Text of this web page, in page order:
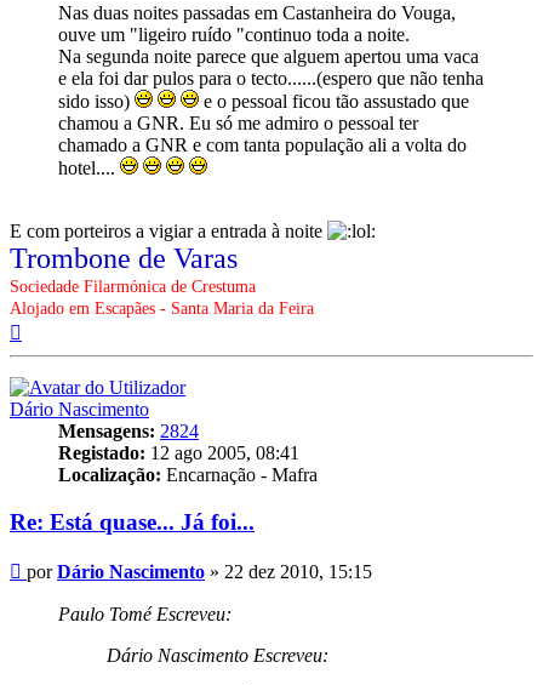
Nas duas noites passadas em Castanheira do Vouga,
ouve um "ligeiro ruído "continuo toda a noite.
Na segunda noite parece que alguem apertou uma vaca
e ela foi dar pulos para o tecto......(espero que não tenha
sido isso)
e o pessoal ficou tão assustado que
chamou a GNR. Eu só me admiro o pessoal ter
chamado a GNR e com tanta população ali a volta do
hotel....
E com porteiros a vigiar a entrada à noite
Trombone de Varas
Sociedade Filarmónica de Crestuma
Alojado em Escapães - Santa Maria da Feira
Dário Nascimento
Mensagens: 2824
Registado: 12 ago 2005, 08:41
Localização: Encarnação - Mafra
Re: Está quase... Já foi...
Mensagem
porDário Nascimento » 22 dez 2010, 15:15
Paulo Tomé Escreveu:
Dário Nascimento Escreveu: